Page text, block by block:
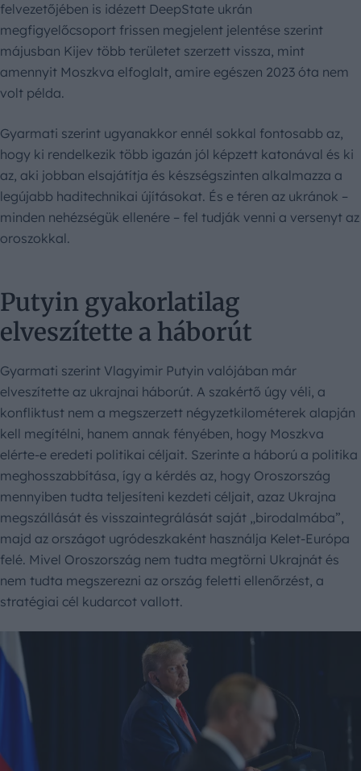
felvezetőjében is idézett DeepState ukrán
megfigyelőcsoport frissen megjelent jelentése szerint
májusban Kijev több területet szerzett vissza, mint
amennyit Moszkva elfoglalt, amire egészen 2023 óta nem
volt példa.
Gyarmati szerint ugyanakkor ennél sokkal fontosabb az,
hogy ki rendelkezik több igazán jól képzett katonával és ki
az, aki jobban elsajátítja és készségszinten alkalmazza a
legújabb haditechnikai újításokat. És e téren az ukránok –
minden nehézségük ellenére – fel tudják venni a versenyt az
oroszokkal.
Putyin gyakorlatilag
elveszítette a háborút
Gyarmati szerint Vlagyimir Putyin valójában már
elveszítette az ukrajnai háborút. A szakértő úgy véli, a
konfliktust nem a megszerzett négyzetkilométerek alapján
kell megítélni, hanem annak fényében, hogy Moszkva
elérte-e eredeti politikai céljait. Szerinte a háború a politika
meghosszabbítása, így a kérdés az, hogy Oroszország
mennyiben tudta teljesíteni kezdeti céljait, azaz Ukrajna
megszállását és visszaintegrálását saját „birodalmába”,
majd az országot ugródeszkaként használja Kelet-Európa
felé. Mivel Oroszország nem tudta megtörni Ukrajnát és
nem tudta megszerezni az ország feletti ellenőrzést, a
stratégiai cél kudarcot vallott.